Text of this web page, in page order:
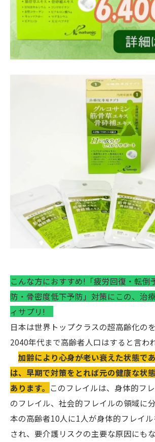
こんな方におすすめ!「疲労回復・転倒
防・骨密度低下予防」対策にこの、治
ィサプリ!
日本は世界トップクラスの超高齢化のを
2040年代まで高齢者人口はすると言わ
加齢により心身が老い衰えた状態で
は、早期で対策をとれば元の健康な状
あります。 このフレイルは、身体的フ
のフレイル、社会的フレイルの領域に
本の高齢者10人に1人が身体的フレイ
され、要介護リスクの主要な原因にもな